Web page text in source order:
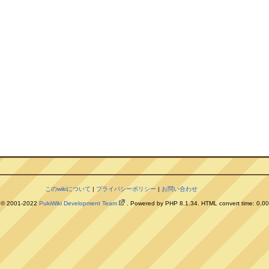
このwikiについて | プライバシーポリシー | お問い合わせ
© 2001-2022 PukiWiki Development Team . Powered by PHP 8.1.34. HTML convert time: